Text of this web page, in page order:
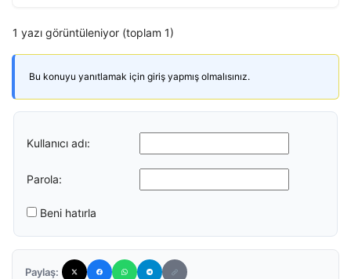
1 yazı görüntüleniyor (toplam 1)
Bu konuyu yanıtlamak için giriş yapmış olmalısınız.
Kullanıcı adı:
Parola:
Beni hatırla
Paylaş: